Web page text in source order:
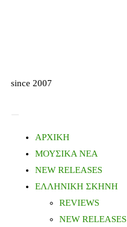
since 2007
ΑΡΧΙΚΗ
ΜΟΥΣΙΚΑ ΝΕΑ
NEW RELEASES
ΕΛΛΗΝΙΚΗ ΣΚΗΝΗ
REVIEWS
NEW RELEASES